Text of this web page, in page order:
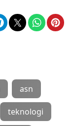
asn
teknologi